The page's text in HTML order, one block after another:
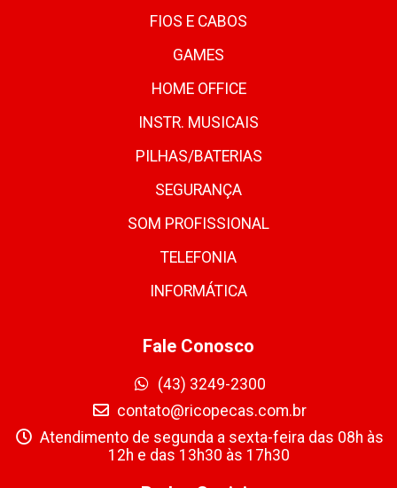
FIOS E CABOS
GAMES
HOME OFFICE
INSTR. MUSICAIS
PILHAS/BATERIAS
SEGURANÇA
SOM PROFISSIONAL
TELEFONIA
INFORMÁTICA
Fale Conosco
(43) 3249-2300
contato@ricopecas.com.br
Atendimento de segunda a sexta-feira das 08h às
12h e das 13h30 às 17h30